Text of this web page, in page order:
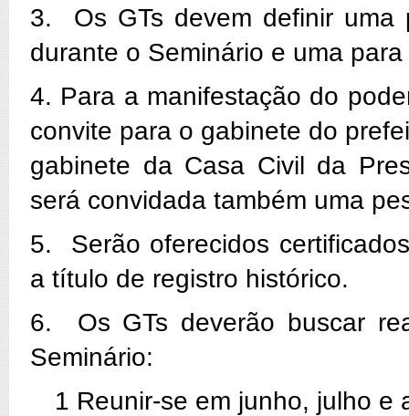
3. Os GTs devem definir uma
durante o Seminário e uma
4. Para a manifestação do
convite para o gabinete do
gabinete da Casa Civil da
será convidada também uma
5. Serão oferecidos
a título de registro histórico.
6. Os GTs deverão buscar
Seminário:
1 Reunir-se em junho, julho e